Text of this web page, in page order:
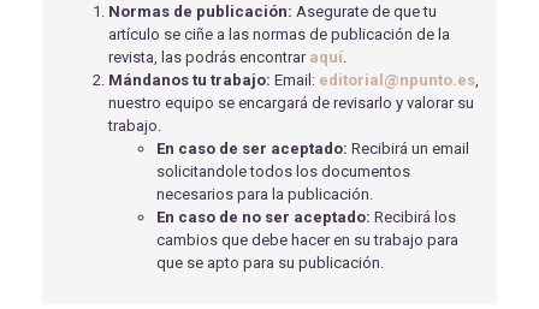
PARTO
Sánchez Lozano, J., Martínez Pizarro, S- 31/10/2023
REHABILITACIÓN PSICOSOCIAL COMUNITARIA EN
TRASTORNO MENTAL GRAVE
Fernández Lago, M
USO DEL SULFATO DE MAGNESIO EN LA SALA DE
PARTOS Y SU INFLUENCIA EN LA RCP NEONATAL
Chapela Antepazo, A- 01/04/2019
TRATAMIENTO NO FARMACOLÓGICO EN PACIENTES
Normas de publicación: Asegurate de que tu
artículo se ciñe a las normas de publicación de la
revista, las podrás encontrar aquí
Mándanos tu trabajo: Email: editorial@npunto.es
nuestro equipo se encargará de revisarlo y valorar su
trabajo.
En caso de ser aceptado: Recibirá un email
solicitandole todos los documentos
necesarios para la publicación.
En caso de no ser aceptado: Recibirá los
cambios que debe hacer en su trabajo para
que se apto para su publicación.